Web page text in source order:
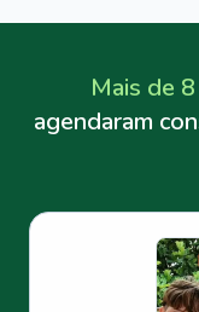
Mais de
agendaram